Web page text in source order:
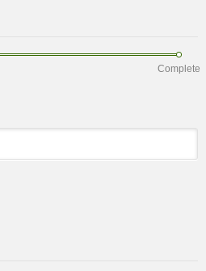
Complete